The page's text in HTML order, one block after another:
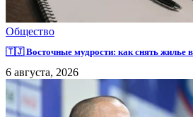
Общество
🇹🇯 Восточные мудрости: как снять жилье
6 августа, 2026